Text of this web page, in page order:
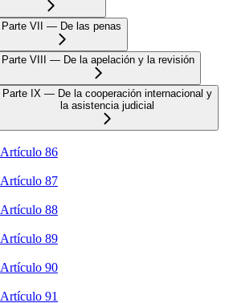
Parte VII — De las penas
Parte VIII — De la apelación y la revisión
Parte IX — De la cooperación internacional y
la asistencia judicial
Artículo 86
Artículo 87
Artículo 88
Artículo 89
Artículo 90
Artículo 91